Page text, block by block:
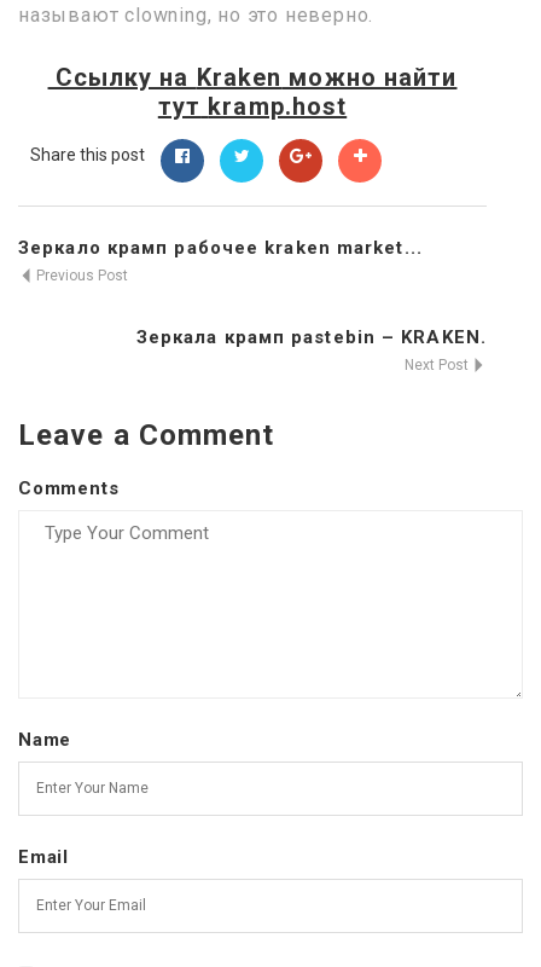
называют clowning, но это неверно.
Ссылку на Kraken можно найти
тут kramp.host
Share this post
Зеркало крамп рабочее kraken market...
Previous Post
Зеркала крамп pastebin – KRAKEN.
Next Post
Leave a Comment
Comments
Name
Email